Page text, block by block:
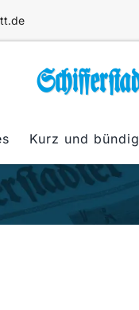
Kurz und bündig